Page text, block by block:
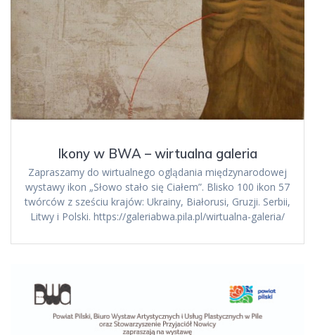
Ikony w BWA – wirtualna galeria
Zapraszamy do wirtualnego oglądania międzynarodowej
wystawy ikon „Słowo stało się Ciałem”. Blisko 100 ikon 57
twórców z sześciu krajów: Ukrainy, Białorusi, Gruzji. Serbii,
Litwy i Polski. https://galeriabwa.pila.pl/wirtualna-galeria/